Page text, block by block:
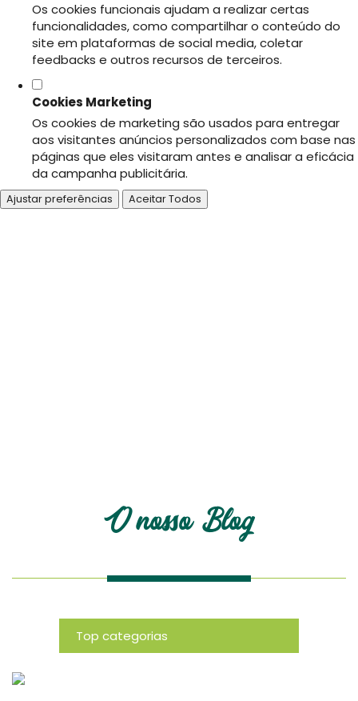
Os cookies funcionais ajudam a realizar certas
funcionalidades, como compartilhar o conteúdo do
site em plataformas de social media, coletar
feedbacks e outros recursos de terceiros.
Cookies Marketing
Os cookies de marketing são usados para entregar
aos visitantes anúncios personalizados com base nas
páginas que eles visitaram antes e analisar a eficácia
da campanha publicitária.
Ajustar preferências Aceitar Todos
O nosso Blog
Top categorias